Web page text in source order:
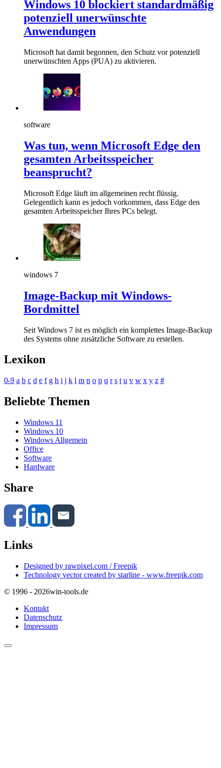
Windows 10 blockiert standardmäßig
potenziell unerwünschte
Anwendungen
Microsoft hat damit begonnen, den Schutz vor potenziell
unerwünschten Apps (PUA) zu aktivieren.
software
Was tun, wenn Microsoft Edge den
gesamten Arbeitsspeicher
beansprucht?
Microsoft Edge läuft im allgemeinen recht flüssig.
Gelegentlich kann es jedoch vorkommen, dass Edge den
gesamten Arbeitsspeicher Ihres PCs belegt.
windows 7
Image-Backup mit Windows-
Bordmittel
Seit Windows 7 ist es möglich ein komplettes Image-Backup
des Systems ohne zusätzliche Software zu erstellen.
Lexikon
0-9 a b c d e f g h i j k l m n o p q r s t u v w x y z #
Beliebte Themen
Windows 11
Windows 10
Windows Allgemein
Office
Software
Hardware
Share
Links
Designed by rawpixel.com / Freepik
Technology vector created by starline - www.freepik.com
© 1996 - 2026win-tools.de
Kontakt
Datenschutz
Impressum